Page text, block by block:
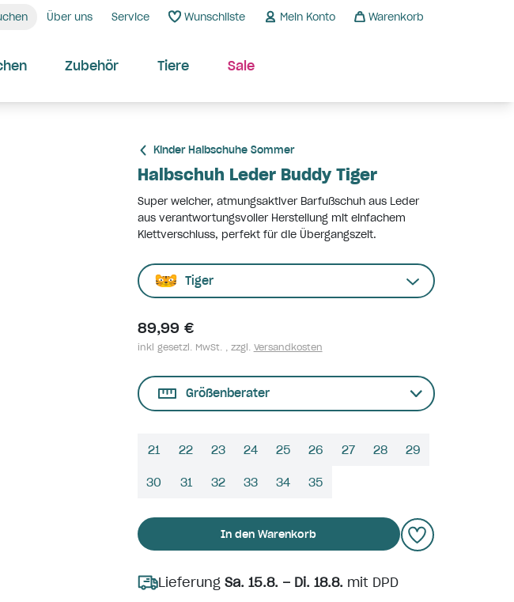
Über uns Service Wunschliste Mein Konto Warenkorb
Zubehör Tiere Sale
Kinder Halbschuhe Sommer
Halbschuh Leder Buddy Tiger
Super weicher, atmungsaktiver Barfußschuh aus Leder
aus verantwortungsvoller Herstellung mit einfachem
Klettverschluss, perfekt für die Übergangszeit.
Tiger
89,99 €
inkl gesetzl. MwSt. , zzgl. Versandkosten
Größenberater
21 22 23 24 25 26 27 28 29
30 31 32 33 34 35
In den Warenkorb
Lieferung Sa. 15.8. – Di. 18.8.mit DPD